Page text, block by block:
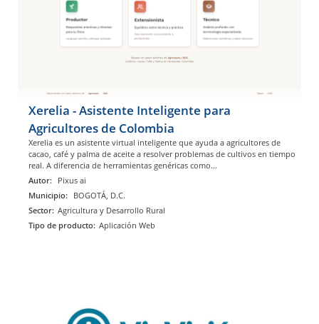
Xerelia - Asistente Inteligente para
Agricultores de Colombia
Xerelia es un asistente virtual inteligente que ayuda a agricultores de
cacao, café y palma de aceite a resolver problemas de cultivos en tiempo
real. A diferencia de herramientas genéricas como...
Autor: Pixus ai
Municipio: BOGOTÁ, D.C.
Sector: Agricultura y Desarrollo Rural
Tipo de producto: Aplicación Web